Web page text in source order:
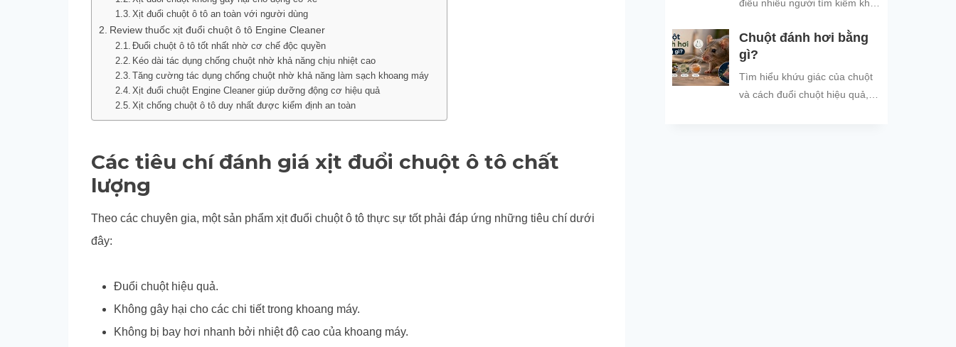
Xịt đuổi chuột ô tô an toàn với người dùng
Review thuốc xịt đuổi chuột ô tô Engine Cleaner
Đuổi chuột ô tô tốt nhất nhờ cơ chế độc quyền
Kéo dài tác dụng chống chuột nhờ khả năng chịu nhiệt cao
Tăng cường tác dụng chống chuột nhờ khả năng làm sạch khoang máy
Xịt đuổi chuột Engine Cleaner giúp dưỡng động cơ hiệu quả
Xịt chống chuột ô tô duy nhất được kiểm định an toàn
Các tiêu chí đánh giá xịt đuổi chuột ô tô chất
lượng
Theo các chuyên gia, một sản phẩm xịt đuổi chuột ô tô thực sự tốt phải đáp ứng những tiêu chí dưới
đây:
Đuổi chuột hiệu quả.
Không gây hại cho các chi tiết trong khoang máy.
Không bị bay hơi nhanh bởi nhiệt độ cao của khoang máy.
điều nhiều người tìm kiếm khi
khiến tình trạng chuột vào nhà
trú...
Chuột đánh hơi bằng
gì?
Tìm hiểu khứu giác của chuột
và cách đuổi chuột hiệu quả,